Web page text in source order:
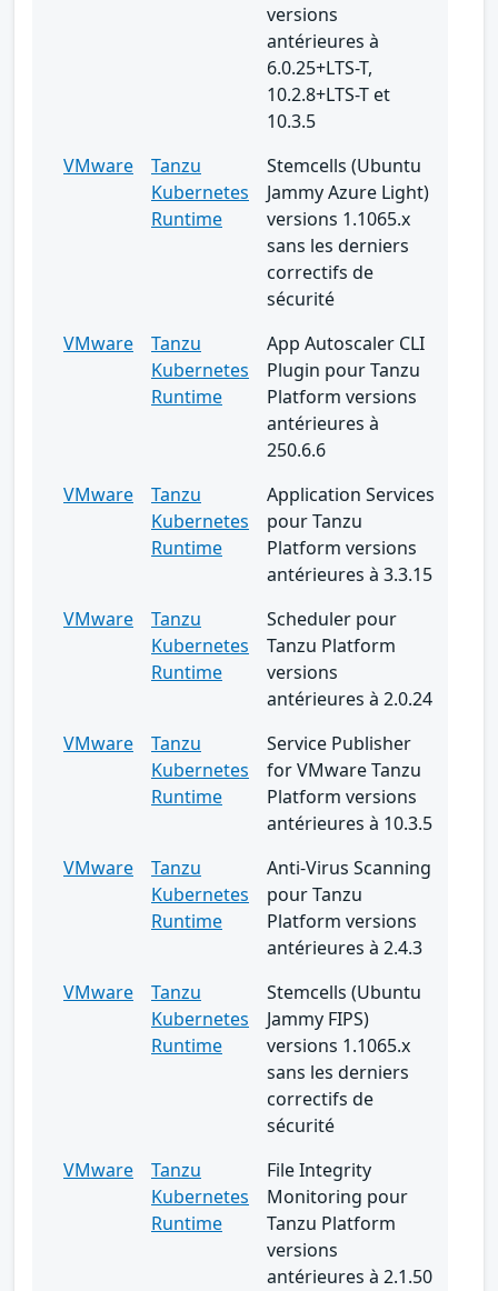
versions
antérieures à
6.0.25+LTS-T,
10.2.8+LTS-T et
10.3.5
VMware
Tanzu
Kubernetes
Runtime
Stemcells (Ubuntu
Jammy Azure Light)
versions 1.1065.x
sans les derniers
correctifs de
sécurité
VMware
Tanzu
Kubernetes
Runtime
App Autoscaler CLI
Plugin pour Tanzu
Platform versions
antérieures à
250.6.6
VMware
Tanzu
Kubernetes
Runtime
Application Services
pour Tanzu
Platform versions
antérieures à 3.3.15
VMware
Tanzu
Kubernetes
Runtime
Scheduler pour
Tanzu Platform
versions
antérieures à 2.0.24
VMware
Tanzu
Kubernetes
Runtime
Service Publisher
for VMware Tanzu
Platform versions
antérieures à 10.3.5
VMware
Tanzu
Kubernetes
Runtime
Anti-Virus Scanning
pour Tanzu
Platform versions
antérieures à 2.4.3
VMware
Tanzu
Kubernetes
Runtime
Stemcells (Ubuntu
Jammy FIPS)
versions 1.1065.x
sans les derniers
correctifs de
sécurité
VMware
Tanzu
Kubernetes
Runtime
File Integrity
Monitoring pour
Tanzu Platform
versions
antérieures à 2.1.50